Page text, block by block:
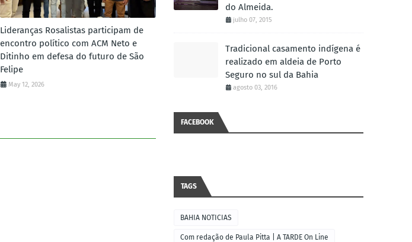
Lideranças Rosalistas participam de
encontro político com ACM Neto e
Ditinho em defesa do futuro de São
Felipe
May 12, 2026
do Almeida.
julho 07, 2015
Tradicional casamento indígena é
realizado em aldeia de Porto
Seguro no sul da Bahia
agosto 03, 2016
FACEBOOK
TAGS
BAHIA NOTICIAS
Com redação de Paula Pitta | A TARDE On Line